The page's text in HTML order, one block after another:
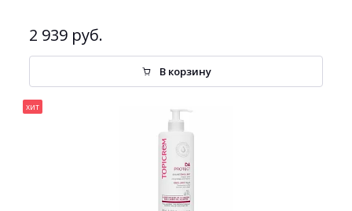
2 939 руб.
В корзину
хит